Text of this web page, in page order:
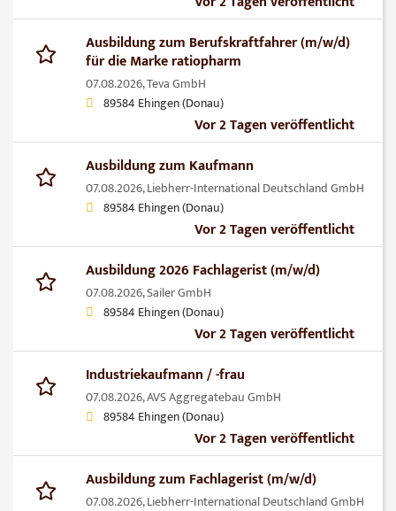
Ausbildung zum Berufskraftfahrer (m/w/d)
für die Marke ratiopharm
07.08.2026,Teva GmbH
89584 Ehingen (Donau)
Vor 2 Tagen veröffentlicht
Ausbildung zum Kaufmann
07.08.2026,Liebherr-International Deutschland GmbH
89584 Ehingen (Donau)
Vor 2 Tagen veröffentlicht
Ausbildung 2026 Fachlagerist (m/w/d)
07.08.2026,Sailer GmbH
89584 Ehingen (Donau)
Vor 2 Tagen veröffentlicht
Industriekaufmann / -frau
07.08.2026,AVS Aggregatebau GmbH
89584 Ehingen (Donau)
Vor 2 Tagen veröffentlicht
Ausbildung zum Fachlagerist (m/w/d)
07.08.2026,Liebherr-International Deutschland GmbH